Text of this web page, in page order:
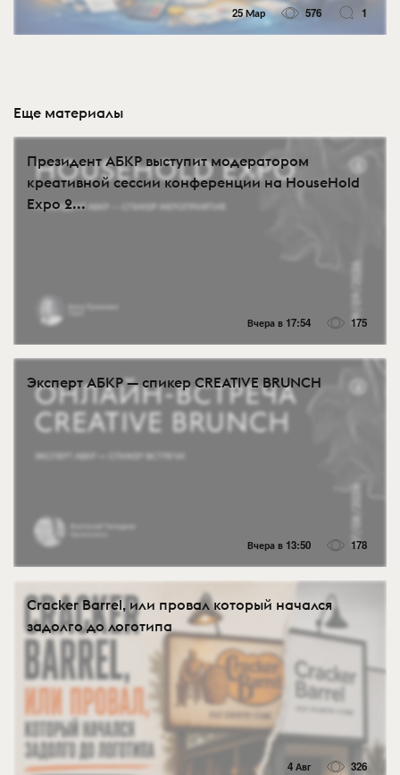
25 Мар 576 1
Еще материалы
Президент АБКР выступит модератором
креативной сессии конференции на HouseHold
Expo 2...
Вчера в 17:54 175
Эксперт АБКР — спикер CREATIVE BRUNCH
Вчера в 13:50 178
Cracker Barrel, или провал который начался
задолго до логотипа
4 Авг 326